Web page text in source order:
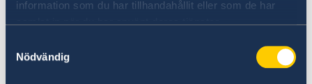
information som du har tillhandahållit eller som de har
samlat in när du har använt deras tjänster.
Nödvändig
Ministry for Foreign Affairs legalisations
page.
Last updated 22 Feb 2023, 5.22 PM